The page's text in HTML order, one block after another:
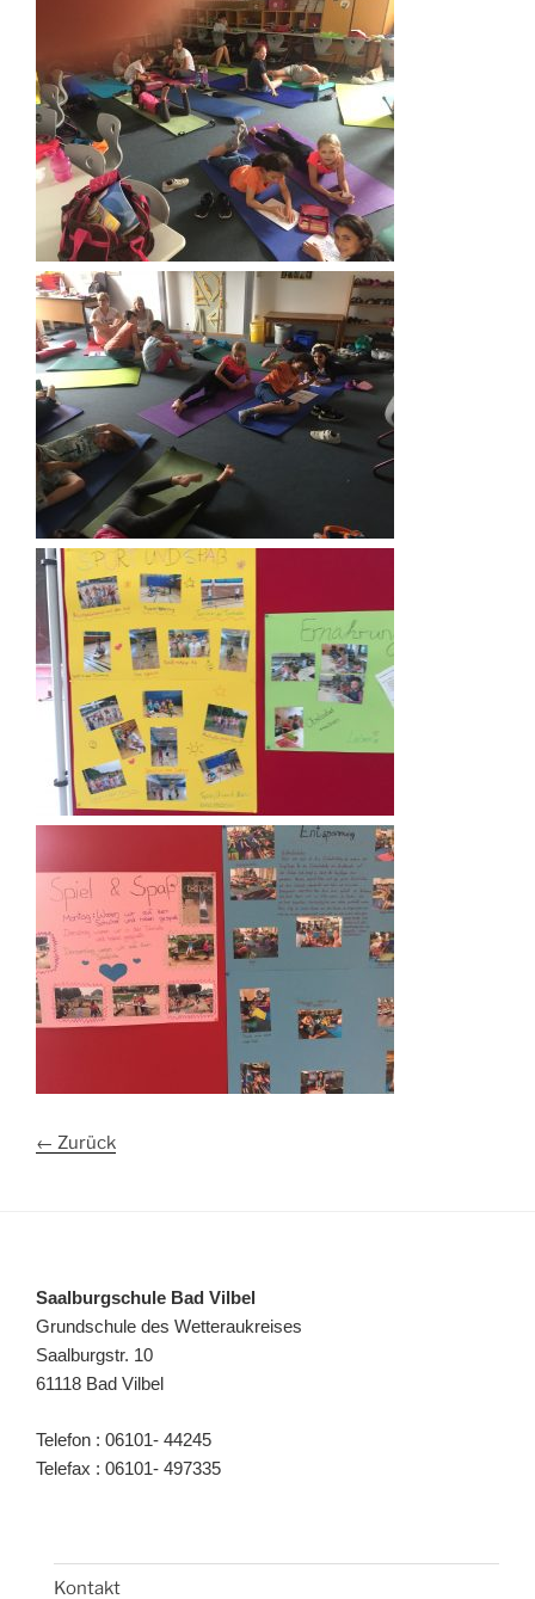
← Zurück
Saalburgschule Bad Vilbel
Grundschule des Wetteraukreises
Saalburgstr. 10
61118 Bad Vilbel
Telefon : 06101- 44245
Telefax : 06101- 497335
Kontakt